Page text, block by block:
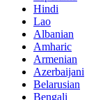
Hindi
Lao
Albanian
Amharic
Armenian
Azerbaijani
Belarusian
Bengali